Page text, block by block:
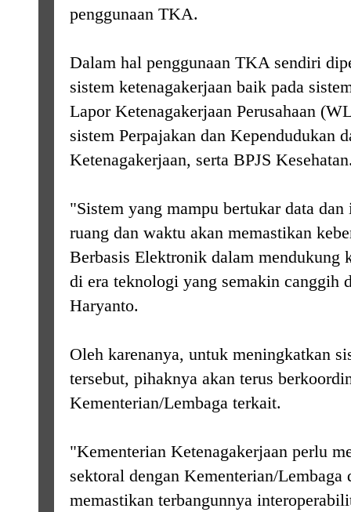
penggunaan TKA.
Dalam hal penggunaan TKA sendiri
sistem ketenagakerjaan baik pada
Lapor Ketenagakerjaan Perusahaan
sistem Perpajakan dan Kependudukan
Ketenagakerjaan, serta BPJS
"Sistem yang mampu bertukar data
ruang dan waktu akan memastikan
Berbasis Elektronik dalam mendukung
di era teknologi yang semakin canggih
Haryanto.
Oleh karenanya, untuk meningkatkan
tersebut, pihaknya akan terus
Kementerian/Lembaga terkait.
"Kementerian Ketenagakerjaan perlu
sektoral dengan Kementerian/Lembaga
memastikan terbangunnya